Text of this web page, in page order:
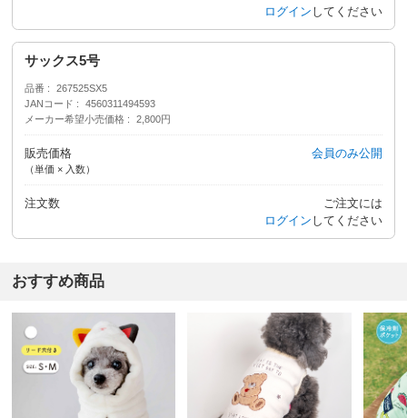
ログイン してください
サックス5号
品番
267525SX5
JANコード
4560311494593
メーカー希望小売価格
2,800円
販売価格
（単価 × 入数）
会員のみ公開
注文数
ご注文には
ログイン してください
おすすめ商品